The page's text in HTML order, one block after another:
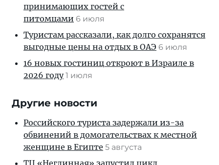
принимающих гостей с
питомцами 6 июля
Туристам рассказали, как долго сохранятся
выгодные цены на отдых в ОАЭ 6 июля
16 новых гостиниц откроют в Израиле в
2026 году 1 июля
Другие новости
Российского туриста задержали из-за
обвинений в домогательствах к местной
женщине в Египте 5 августа